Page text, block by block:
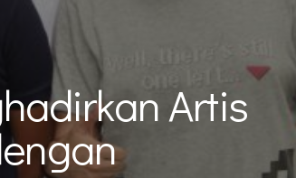
Artis